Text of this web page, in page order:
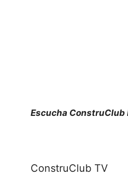
Escucha ConstruClub
ConstruClub TV